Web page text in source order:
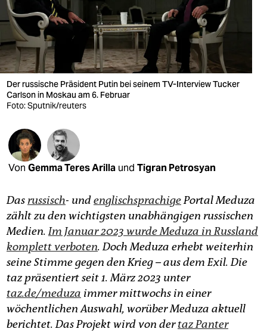
wahrheit
verlag
verlag
veranstaltungen
shop
fragen & hilfe
unterstützen
genossenschaft
epaper login
Der russische Präsident Putin bei seinem TV-Interview Tucker
Carlson in Moskau am 6. Februar
Foto: Sputnik/reuters
Von Gemma Teres Arilla und Tigran Petrosyan
Das russisch- undenglischsprachigePortal Meduza
zählt zu den wichtigsten unabhängigen russischen
Medien.Im Januar 2023 wurde Meduza in Russland
komplett verboten. Doch Meduza erhebt weiterhin
seine Stimme gegen den Krieg – aus dem Exil. Die
taz präsentiert seit 1. März 2023 unter
taz.de/meduza immer mittwochs in einer
wöchentlichen Auswahl, worüber Meduza aktuell
berichtet. Das Projekt wird von dertaz Panter